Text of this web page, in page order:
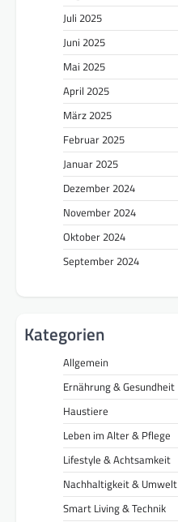
Juli 2025
Juni 2025
Mai 2025
April 2025
März 2025
Februar 2025
Januar 2025
Dezember 2024
November 2024
Oktober 2024
September 2024
Kategorien
Allgemein
Ernährung & Gesundheit
Haustiere
Leben im Alter & Pflege
Lifestyle & Achtsamkeit
Nachhaltigkeit & Umwelt
Smart Living & Technik